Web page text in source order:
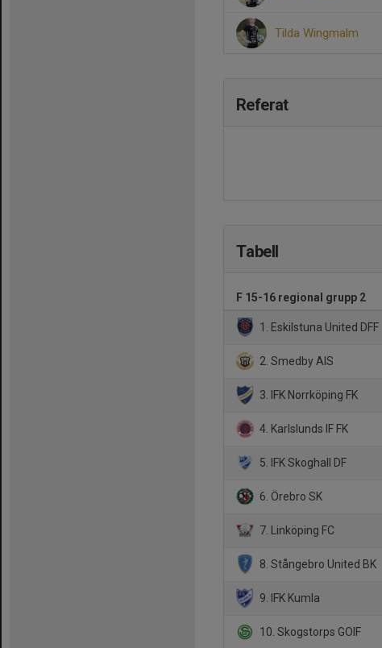
Tilda Wingmalm
Referat
Tabell
F 15-16 regional grupp 2
1. Eskilstuna United DFF
2. Smedby AIS
3. IFK Norrköping FK
4. Karlslunds IF FK
5. IFK Skoghall DF
6. Örebro SK
7. Linköping FC
8. Stångebro United BK
9. IFK Kumla
10. Skogstorps GOIF